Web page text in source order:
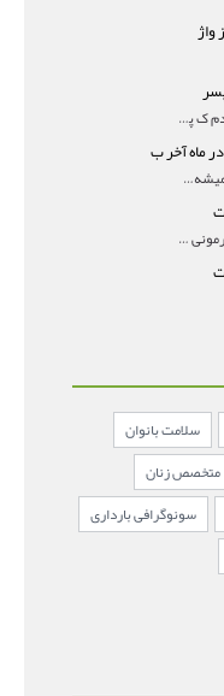
مال من ۱۶۸بود و نینی پسره تو خابم دوبار دیدم ک پسره
ماه آخر ب
سلام مگه مصرف ویتامین دی هرروز توصیه نمیشه؟درمقاله میگه
سلام برای تشخیص دقیق، چه آزمایش‌های هورمونی و چه سونوگر
سلامت بانوان
متخصص زنان
سونوگرافی بارداری